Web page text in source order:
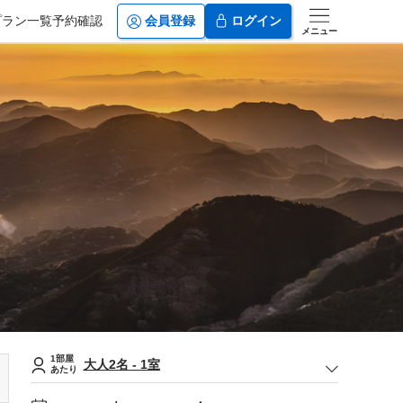
ン一覧予約確認 会員登録 ログイン
メニュー
1部屋
あたり
大人2名 - 1室